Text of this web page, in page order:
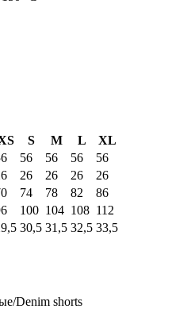
S M L
XL
56 56 56
56
26 26 26
26
74 78 82
86
100 104 108 112
30,5 31,5 32,5 33,5
Denim shorts